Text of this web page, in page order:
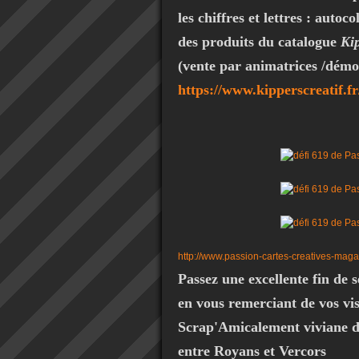
les chiffres et lettres :
des produits du catalogue
(vente par animatrices /
https://
http://www.passion-cartes-creatives-
Passez une excellente fin de
en vous remerciant de vos
Scrap'Amicalement viviane
entre Royans et Vercors